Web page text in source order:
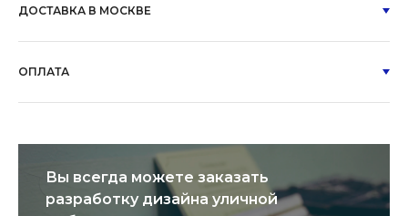
ДОСТАВКА В МОСКВЕ
ОПЛАТА
Вы всегда можете заказать
разработку дизайна уличной